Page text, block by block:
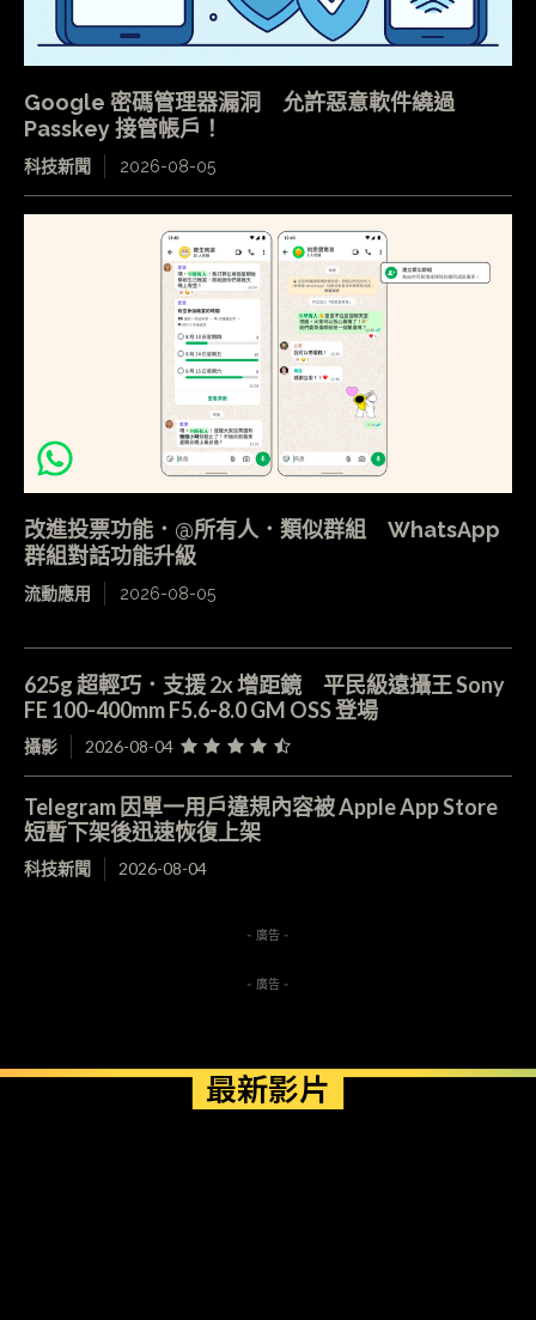
Google 密碼管理器漏洞 允許惡意軟件繞過
Passkey 接管帳戶！
科技新聞 2026-08-05
改進投票功能．@所有人．類似群組 WhatsApp
群組對話功能升級
流動應用 2026-08-05
625g 超輕巧．支援 2x 增距鏡 平民級遠攝王 Sony
FE 100-400mm F5.6-8.0 GM OSS 登場
攝影 2026-08-04
Telegram 因單一用戶違規內容被 Apple App Store
短暫下架後迅速恢復上架
科技新聞 2026-08-04
- 廣告 -
- 廣告 -
最新影片